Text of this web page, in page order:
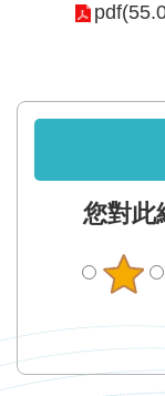
情
告
務
您對此